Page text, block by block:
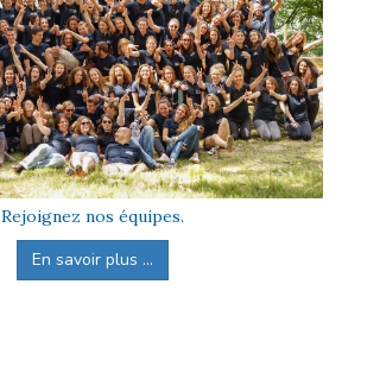
Rejoignez nos équipes.
En savoir plus ...